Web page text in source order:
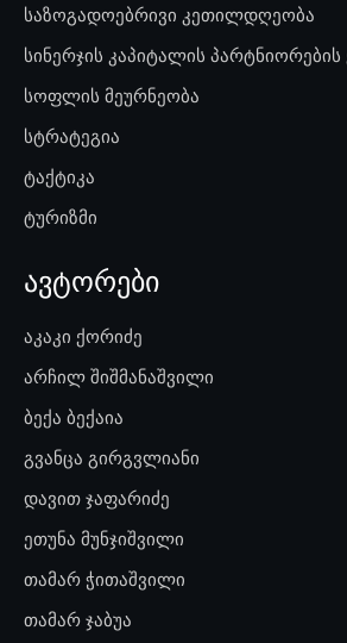
საზოგადოებრივი კეთილდღეობა
სინერჯის კაპიტალის პარტნიორების
სოფლის მეურნეობა
სტრატეგია
ტაქტიკა
ტურიზმი
ავტორები
აკაკი ქორიძე
არჩილ შიშმანაშვილი
ბექა ბექაია
გვანცა გირგვლიანი
დავით ჯაფარიძე
ეთუნა მუნჯიშვილი
თამარ ჭითაშვილი
თამარ ჯაბუა